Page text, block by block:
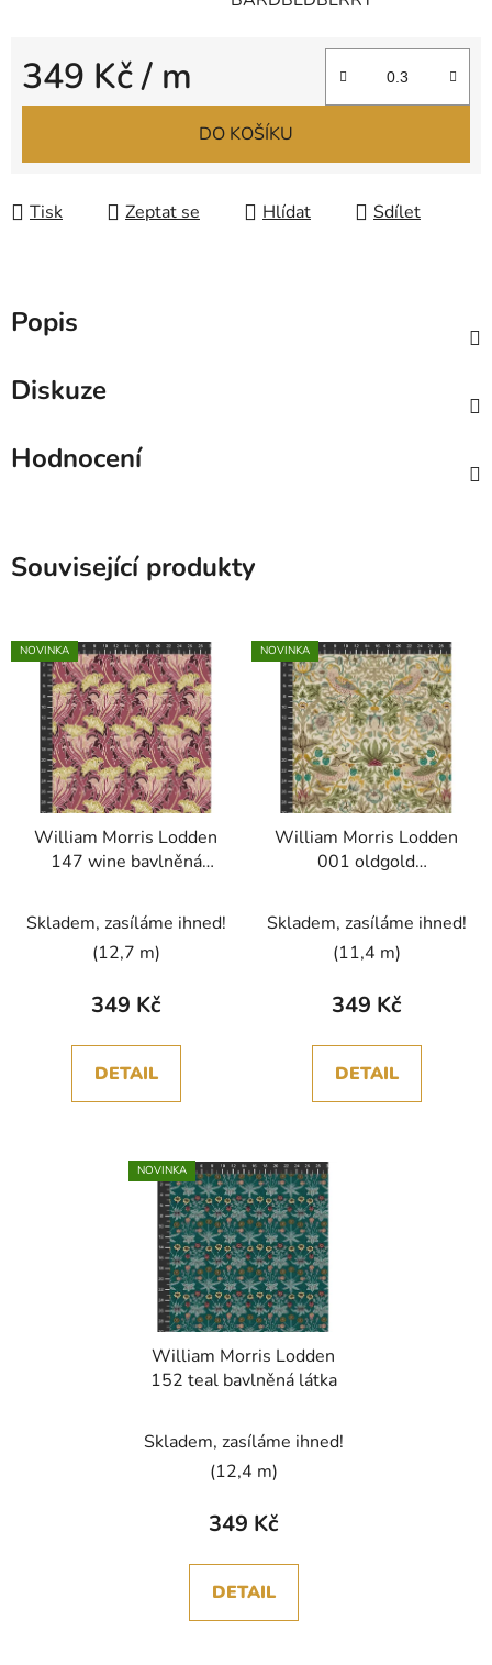
349 Kč/ m
Měrná cena:
DO KOŠÍKU
Tisk Zeptat se Hlídat Sdílet
Popis
Diskuze
Hodnocení
Související produkty
NOVINKA
William Morris Lodden
147 wine bavlněná
Skladem, zasíláme ihned!
(12,7 m)
349 Kč
DETAIL
NOVINKA
William Morris Lodden
001 oldgold
látka
Skladem, zasíláme ihned!
(11,4 m)
349 Kč
DETAIL
NOVINKA
William Morris Lodden
152 teal bavlněná látka
Skladem, zasíláme ihned!
(12,4 m)
349 Kč
DETAIL